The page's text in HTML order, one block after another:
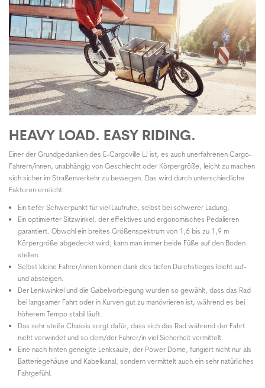
HEAVY LOAD. EASY RIDING.
Einer der Grundgedanken des E-Cargoville LJ ist, es auch unerfahrenen Cargo-
Fahrern/innen, unabhängig von Geschlecht oder Körpergröße, leicht zu machen
sich sicher im Straßenverkehr zu bewegen. Das wird durch unterschiedliche
Faktoren erreicht:
Ein tiefer Schwerpunkt für viel Laufruhe, selbst bei schwerer Ladung.
Ein optimierter Sitzwinkel, der effektives und ergonomisches Pedalieren
garantiert. Obwohl ein breites Größenspektrum von 1,6 bis zu 1,9 m
Körpergröße abgedeckt wird, kann man immer beide Füße auf den Boden
stellen.
Selbst kleine Fahrer/innen können dank des tiefen Durchstieges leicht auf-
und absteigen.
Der Lenkwinkel und die Gabelvorbiegung wurden so gewählt, dass das Rad
bei langsamer Fahrt oder in Kurven gut zu manövrieren ist, während es bei
höherem Tempo stabil läuft.
Das sehr steife Chassis sorgt dafür, dass sich das Rad während der Fahrt
nicht verwindet und so dem/der Fahrer/in viel Sicherheit vermittelt.
Eine nach hinten geneigte Lenksäule, der Power Dome, fungiert nicht nur als
Batteriegehäuse und Kabelkanal, sondern vermittelt auch ein sehr natürliches
Fahrgefühl.